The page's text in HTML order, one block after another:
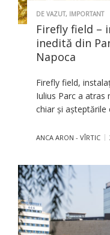
DE VAZUT, IMPORTANT
Firefly field –
inedită din
Napoca
Firefly field,
Iulius Parc a
chiar şi
ANCA ARON - VÎRTIC